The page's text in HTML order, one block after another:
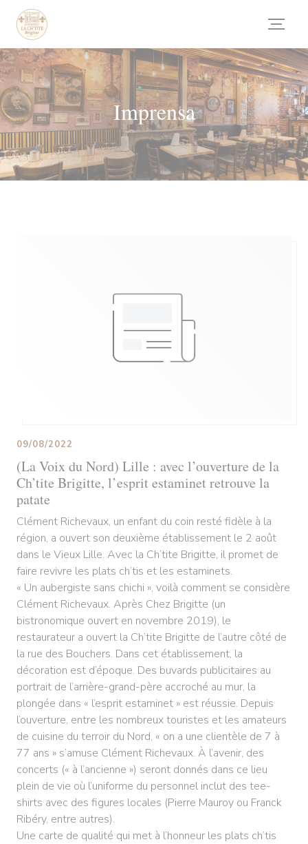
Painel de Gerenciamento de Cookies
Imprensa
(La Voix du Nord) Lille : avec l’ouverture de la
Ch’tite Brigitte, l’esprit estaminet retrouve la
patate
09/08/2022
Clément Richevaux, un enfant du coin resté fidèle à la
région, a ouvert son deuxième établissement le 2 août
dans le Vieux Lille. Avec la Ch’tite Brigitte, il promet de
faire revivre les plats ch’tis et les estaminets.
« Un aubergiste sans chichi », voilà comment se considère
Clément Richevaux. Après Chez Brigitte (un
bistronomique ouvert en novembre 2019), le
restaurateur a ouvert la Ch’tite Brigitte de l’autre côté de
la rue des Bouchers. Dans cet établissement, la
décoration est d’époque. Des buvards publicitaires au
portrait de l’arrière-grand-père accroché au mur, la
plongée dans « l’esprit estaminet » est réussie. Depuis
l’ouverture, entre les nombreux touristes et les amateurs
de cuisine du terroir du Nord, « on a une clientèle de 7 à
77 ans » s’amuse Clément Richevaux. À l’avenir, des
concerts (« à l’ancienne ») seront donnés dans ce lieu
plein de vie où l’uniforme du personnel inclut des tee-
shirts avec des figures locales (Pierre Mauroy ou Franck
Ribéry, entre autres).
Une carte de qualité qui met à l’honneur les plats ch’tis